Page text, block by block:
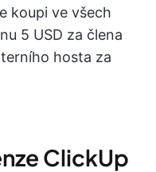
koupi ve všech
5 USD za člena
hosta za
ClickUp